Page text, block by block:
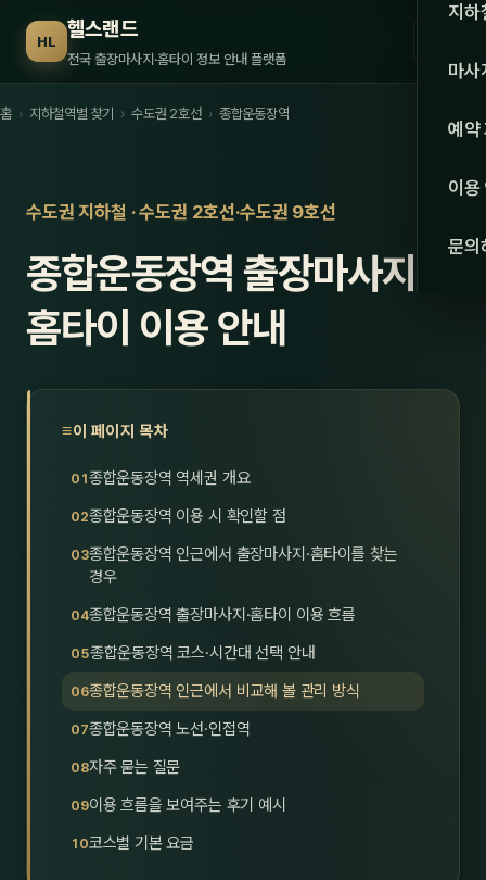
HL 헬스랜드
전국 출장마사지·홈타이 정보 안내 플랫폼 서울
강원·
강원
충북
지하
마사
관리
스
예약
이용
문의
홈 › 지하철역별 찾기 › 수도권 2호선 › 종합운동장역
수도권 지하철 · 수도권 2호선·수도권 9호선
종합운동장역 출장마사지·
홈타이 이용 안내
이 페이지 목차
종합운동장역 역세권 개요
종합운동장역 이용 시 확인할 점
종합운동장역 인근에서 출장마사지·홈타이를 찾는
경우
종합운동장역 출장마사지·홈타이 이용 흐름
종합운동장역 코스·시간대 선택 안내
종합운동장역 인근에서 비교해 볼 관리 방식
종합운동장역 노선·인접역
자주 묻는 질문
이용 흐름을 보여주는 후기 예시
코스별 기본 요금